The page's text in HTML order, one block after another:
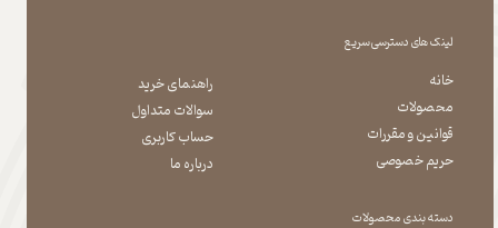
لینک های دسترسی سریع
دسته بندی محصولات
خانه
محصولات
قوانین و مقررات
حریم خصوصی
راهنمای خرید
سوالات متداول
حساب کاربری
درباره ما